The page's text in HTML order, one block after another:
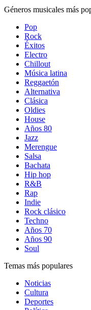
Géneros musicales más
Pop
Rock
Éxitos
Electro
Chillout
Música latina
Reggaetón
Alternativa
Clásica
Oldies
House
Años 80
Jazz
Merengue
Salsa
Bachata
Hip hop
R&B
Rap
Indie
Rock clásico
Techno
Años 70
Años 90
Soul
Temas más populares
Noticias
Cultura
Deportes